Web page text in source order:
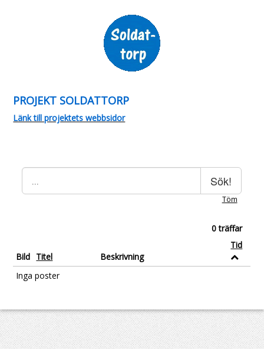
PROJEKT SOLDATTORP
Länk till projektets webbsidor
Sök!
Töm
0 träffar
Bild Titel Beskrivning
Tid
Inga poster